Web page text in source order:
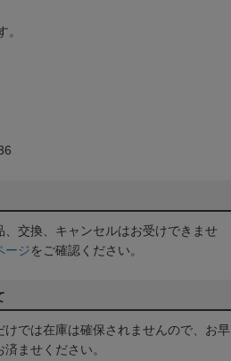
交換、キャンセルはお受けできませ
ージをご確認ください。
けでは在庫は確保されませんので、お早
ませください。